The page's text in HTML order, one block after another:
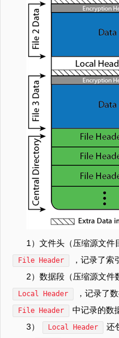
1）文件头（压缩源文件
File Header
，记录了索
2）数据段（压缩源文件
Local Header ，记录了
File Header
中记录的数
3）
Local Header
还